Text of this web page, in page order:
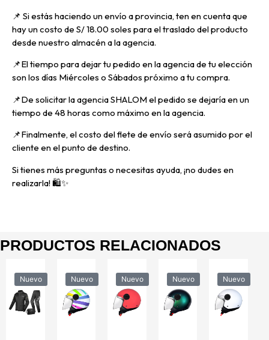
📌 Si estás haciendo un envío a provincia, ten en cuenta que
hay un costo de S/ 18.00 soles para el traslado del producto
desde nuestro almacén a la agencia.
📌El tiempo para dejar tu pedido en la agencia de tu elección
son los días Miércoles o Sábados próximo a tu compra.
📌De solicitar la agencia SHALOM el pedido se dejaría en un
tiempo de 48 horas como máximo en la agencia.
📌Finalmente, el costo del flete de envío será asumido por el
cliente en el punto de destino.
Si tienes más preguntas o necesitas ayuda, ¡no dudes en
realizarla! 🛍️✨
PRODUCTOS RELACIONADOS
Nuevo Nuevo Nuevo Nuevo Nuevo